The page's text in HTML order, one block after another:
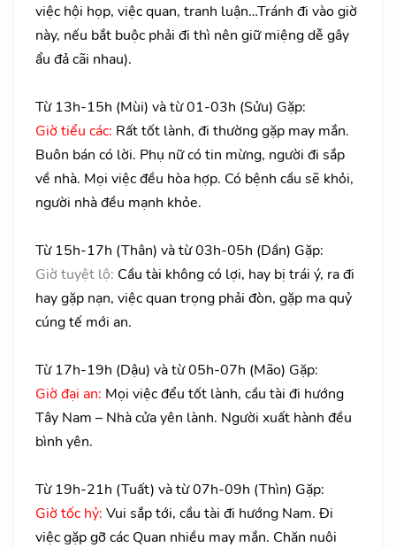
việc hội họp, việc quan, tranh luận…Tránh đi vào giờ
này, nếu bắt buộc phải đi thì nên giữ miệng dễ gây
ẩu đả cãi nhau).
Từ 13h-15h (Mùi) và từ 01-03h (Sửu) Gặp:
Giờ tiểu các: Rất tốt lành, đi thường gặp may mắn.
Buôn bán có lời. Phụ nữ có tin mừng, người đi sắp
về nhà. Mọi việc đều hòa hợp. Có bệnh cầu sẽ khỏi,
người nhà đều mạnh khỏe.
Từ 15h-17h (Thân) và từ 03h-05h (Dần) Gặp:
Giờ tuyệt lộ: Cầu tài không có lợi, hay bị trái ý, ra đi
hay gặp nạn, việc quan trọng phải đòn, gặp ma quỷ
cúng tế mới an.
Từ 17h-19h (Dậu) và từ 05h-07h (Mão) Gặp:
Giờ đại an: Mọi việc đểu tốt lành, cầu tài đi hướng
Tây Nam – Nhà cửa yên lành. Người xuất hành đều
bình yên.
Từ 19h-21h (Tuất) và từ 07h-09h (Thìn) Gặp:
Giờ tốc hỷ: Vui sắp tới, cầu tài đi hướng Nam. Đi
việc gặp gỡ các Quan nhiều may mắn. Chăn nuôi